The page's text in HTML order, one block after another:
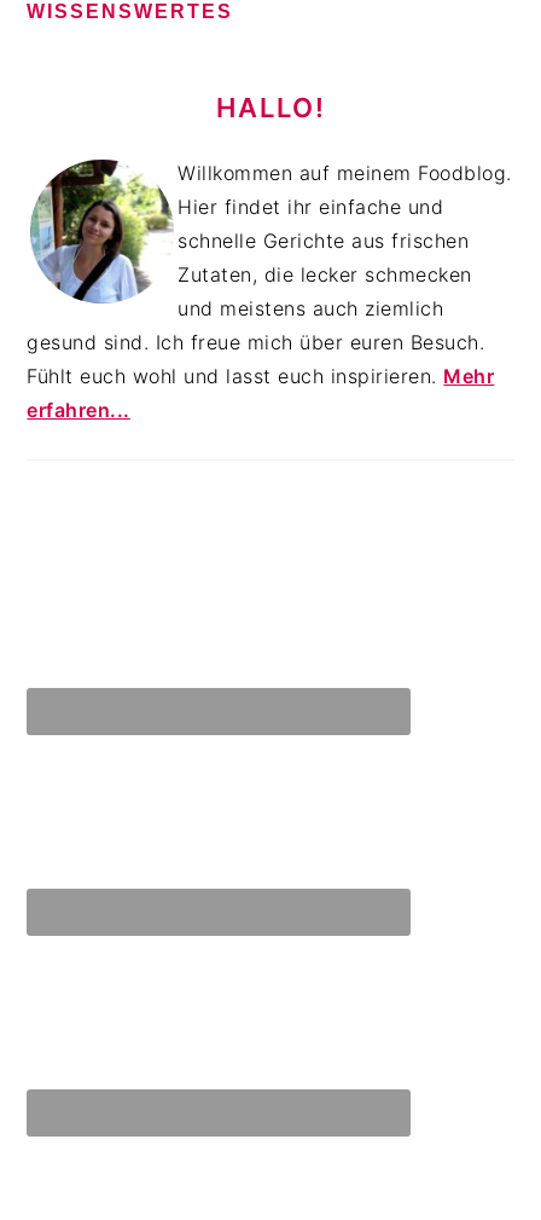
WISSENSWERTES
HALLO!
Willkommen auf meinem Foodblog.
Hier findet ihr einfache und
schnelle Gerichte aus frischen
Zutaten, die lecker schmecken
und meistens auch ziemlich
gesund sind. Ich freue mich über euren Besuch.
Fühlt euch wohl und lasst euch inspirieren. Mehr
erfahren...